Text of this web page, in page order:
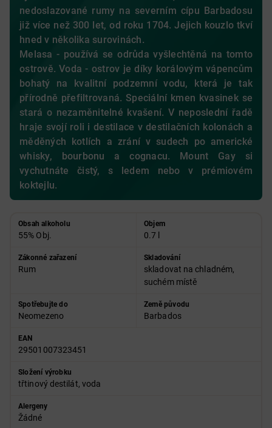
nedoslazované rumy na severním cípu Barbadosu
již více než 300 let, od roku 1704. Jejich kouzlo tkví
hned v několika surovinách.
Melasa - používá se odrůda vyšlechtěná na tomto
ostrově. Voda - ostrov je díky korálovým vápencům
bohatý na kvalitní podzemní vodu, která je tak
přírodně přefiltrovaná. Speciální kmen kvasinek se
stará o nezaměnitelné kvašení. V neposlední řadě
hraje svojí roli i destilace v destilačních kolonách a
měděných kotlích a zrání v sudech po americké
whisky, bourbonu a cognacu. Mount Gay si
vychutnáte čistý, s ledem nebo v prémiovém
koktejlu.
Obsah alkoholu
55% Obj.
Objem
0.7 l
Zákonné zařazení
Rum
Skladování
skladovat na chladném,
suchém místě
Spotřebujte do
Neomezeno
Země původu
Barbados
EAN
29501007323451
Složení výrobku
třtinový destilát, voda
Alergeny
Žádné